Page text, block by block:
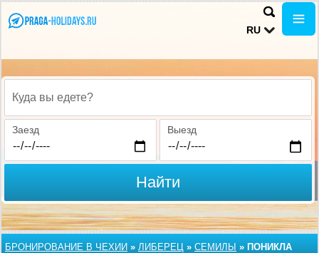
RU
Куда вы едете?
Заезд Выезд
Найти
БРОНИРОВАНИЕ В ЧЕХИИ » ЛИБЕРЕЦ » СЕМИЛЫ » ПОНИКЛА